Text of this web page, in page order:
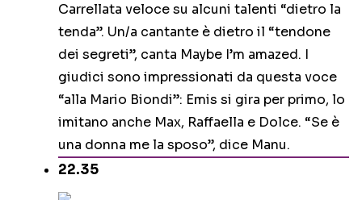
Carrellata veloce su alcuni talenti “dietro la
tenda”. Un/a cantante è dietro il “tendone
dei segreti”, canta Maybe I’m amazed. I
giudici sono impressionati da questa voce
“alla Mario Biondi”: Emis si gira per primo, lo
imitano anche Max, Raffaella e Dolce. “Se è
una donna me la sposo”, dice Manu.
22.35